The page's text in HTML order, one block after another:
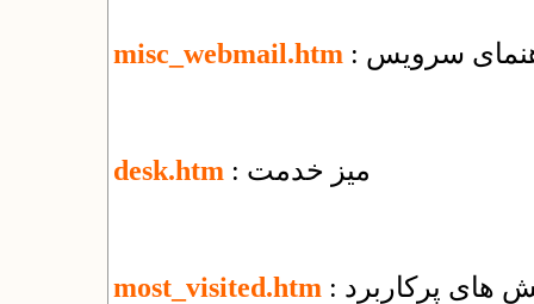
misc_webmail.htm
desk.htm : میز خدمت
most_visited.htm های پرکاربرد